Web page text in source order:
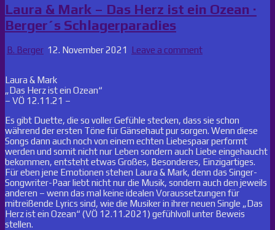
Laura & Mark – Das Herz ist ein Ozean ·
Berger´s Schlagerparadies
B. Berger 12. November 2021 Leave a comment
Laura & Mark
„Das Herz ist ein Ozean“
– VÖ 12.11.21 –
Es gibt Duette, die so voller Gefühle stecken, dass sie schon
während der ersten Töne für Gänsehaut pur sorgen. Wenn diese
Songs dann auch noch von einem echten Liebespaar performt
werden und somit nicht nur Leben sondern auch Liebe eingehaucht
bekommen, entsteht etwas Großes, Besonderes, Einzigartiges.
Für eben jene Emotionen stehen Laura & Mark, denn das Singer-
Songwriter-Paar liebt nicht nur die Musik, sondern auch den jeweils
anderen – wenn das mal keine idealen Voraussetzungen für
mitreißende Lyrics sind, wie die Musiker in ihrer neuen Single „Das
Herz ist ein Ozean“ (VÖ 12.11.2021) gefühlvoll unter Beweis
stellen.